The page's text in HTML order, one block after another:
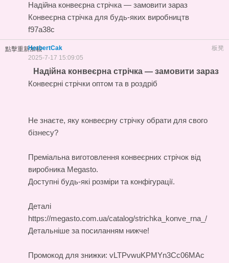
Надійна конвеєрна стрічка — замовити зараз
Конвеєрна стрічка для будь-яких виробництв
f97a38c
點擊重新加載 板凳
HerbertCak
2025-7-17 15:09:05
Надійна конвеєрна стрічка — замовити зараз
Конвеєрні стрічки оптом та в роздріб
Не знаєте, яку конвеєрну стрічку обрати для свого
бізнесу?
Преміальна виготовлення конвеєрних стрічок від
виробника Megasto.
Доступні будь-які розміри та конфігурації.
Деталі
https://megasto.com.ua/catalog/strichka_konve_rna_/
Детальніше за посиланням нижче!
Промокод для знижки: vLTPvwuKPMYn3Cc06MAc